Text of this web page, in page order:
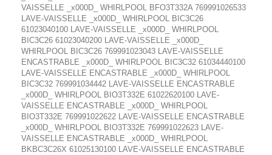
VAISSELLE _x000D_ WHIRLPOOL BFO3T332A 769991026533
LAVE-VAISSELLE _x000D_ WHIRLPOOL BIC3C26
61023040100 LAVE-VAISSELLE _x000D_ WHIRLPOOL
BIC3C26 61023040200 LAVE-VAISSELLE _x000D_
WHIRLPOOL BIC3C26 769991023043 LAVE-VAISSELLE
ENCASTRABLE _x000D_ WHIRLPOOL BIC3C32 61034440100
LAVE-VAISSELLE ENCASTRABLE _x000D_ WHIRLPOOL
BIC3C32 769991034442 LAVE-VAISSELLE ENCASTRABLE
_x000D_ WHIRLPOOL BIO3T332E 61022620100 LAVE-
VAISSELLE ENCASTRABLE _x000D_ WHIRLPOOL
BIO3T332E 769991022622 LAVE-VAISSELLE ENCASTRABLE
_x000D_ WHIRLPOOL BIO3T332E 769991022623 LAVE-
VAISSELLE ENCASTRABLE _x000D_ WHIRLPOOL
BKBC3C26X 61025130100 LAVE-VAISSELLE ENCASTRABLE